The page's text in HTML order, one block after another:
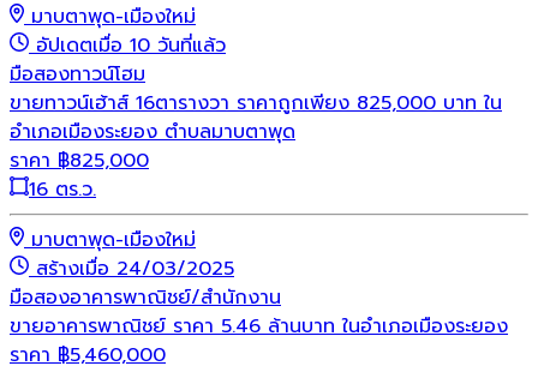
มาบตาพุด-เมืองใหม่
อัปเดตเมื่อ 10 วันที่แล้ว
มือสองทาวน์โฮม
ขายทาวน์เฮ้าส์ 16ตารางวา ราคาถูกเพียง 825,000 บาท ใน
อำเภอเมืองระยอง ตำบลมาบตาพุด
ราคา ฿825,000
16 ตร.ว.
มาบตาพุด-เมืองใหม่
สร้างเมื่อ 24/03/2025
มือสองอาคารพาณิชย์/สำนักงาน
ขายอาคารพาณิชย์ ราคา 5.46 ล้านบาท ในอำเภอเมืองระยอง
ราคา ฿5,460,000